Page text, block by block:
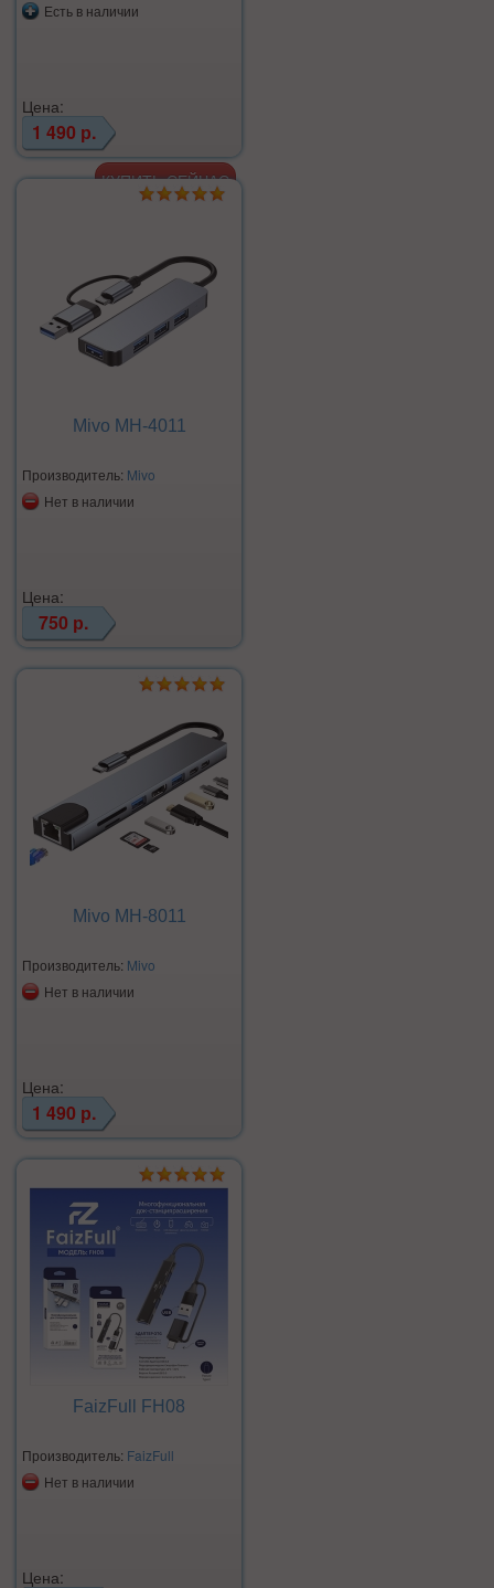
Есть в наличии
Цена:
1 490 р.
Mivo MH-4011
Производитель: Mivo
Нет в наличии
Цена:
750 р.
Mivo MH-8011
Производитель: Mivo
Нет в наличии
Цена:
1 490 р.
FaizFull FH08
Производитель: FaizFull
Нет в наличии
Цена: